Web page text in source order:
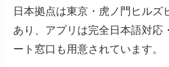
日本拠点は東京・虎ノ門ヒルズ
あり、アプリは完全日本語対応
ート窓口も用意されています。